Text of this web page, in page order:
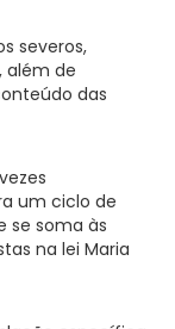
severos,
além de
das
um ciclo de
se soma às
na lei Maria